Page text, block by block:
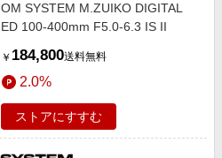
OM SYSTEM M.ZUIKO DIGITAL
ED 100-400mm F5.0-6.3 IS II
￥ 184,800送料無料
2.0%
ストアにすすむ